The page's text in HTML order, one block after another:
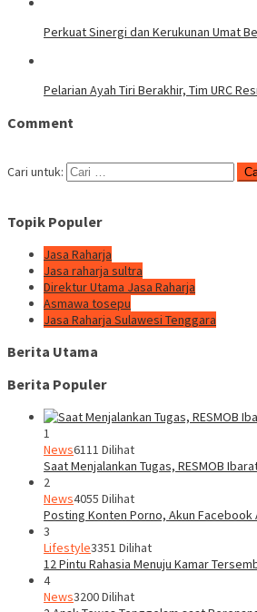
Perkuat Sinergi dan Kerukunan Umat
Pelarian Ayah Tiri Berakhir, Tim URC
Comment
Cari untuk:
Topik Populer
Jasa Raharja
Jasa raharja sultra
Direktur Utama Jasa Raharja
Asmawa tosepu
Jasa Raharja Sulawesi Tenggara
Berita Utama
Berita Populer
1
News6111 Dilihat
Saat Menjalankan Tugas, RESMOB
2
News4055 Dilihat
Posting Konten Porno, Akun
3
Lifestyle3351 Dilihat
12 Pintu Rahasia Menuju Kamar
4
News3200 Dilihat